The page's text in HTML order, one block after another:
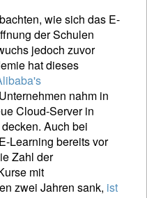
wie sich das E-
der Schulen
jedoch zuvor
hat dieses
nahm in
Cloud-Server in
Auch bei
Learning bereits vor
Zahl der
mit
zwei Jahren sank, ist